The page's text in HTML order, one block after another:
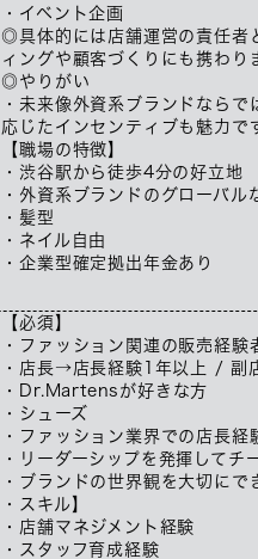
・イベント企画
◎具体的には店舗運営の責任者
ィングや顧客づくりにも携わり
◎やりがい
・未来像外資系ブランドなら
応じたインセンティブも魅力で
【職場の特徴】
・渋谷駅から徒歩4分の好立地
・外資系ブランドのグローバル
・髪型
・ネイル自由
・企業型確定拠出年金あり
【必須】
・ファッション関連の販売経験
・店長→店長経験1年以上 / 副
・Dr.Martensが好きな方
・シューズ
・ファッション業界での店長経
・リーダーシップを発揮してチ
・ブランドの世界観を大切に
・スキル】
・店舗マネジメント経験
・スタッフ育成経験